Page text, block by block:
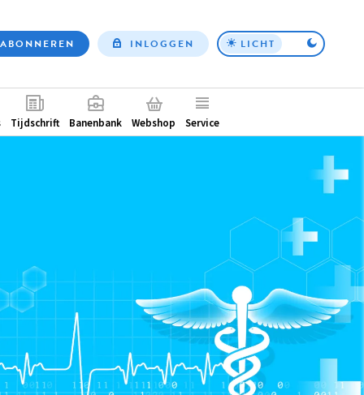
Top
ABONNEREN INLOGGEN LICHT
Tijdschrift Banenbank Webshop Service